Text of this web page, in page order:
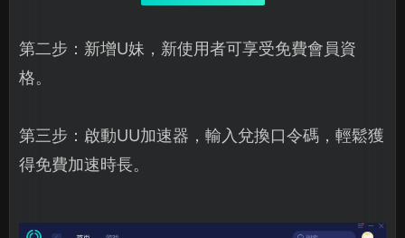
第二步：新增U妹，新使用者可享受免費會員資
格。
第三步：啟動UU加速器，輸入兌換口令碼，輕鬆獲
得免費加速時長。